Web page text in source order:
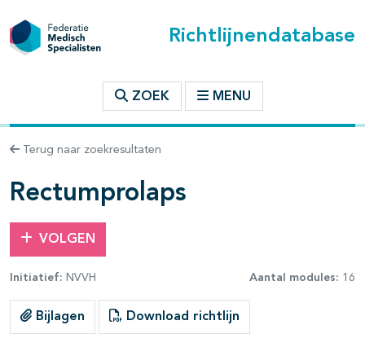
Richtlijnendatabase
ZOEK MENU
Terug naar zoekresultaten
Rectumprolaps
VOLGEN
Initiatief: NVVH Aantal modules: 16
Bijlagen Download richtlijn
binnen deze richtlijn
open- en dichtklappen
open- en dichtklappen